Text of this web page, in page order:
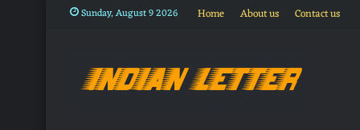
Sunday, August 9 2026 Home About us Contact us